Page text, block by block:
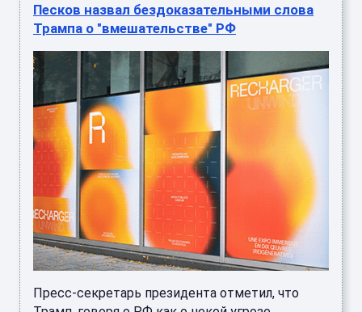
Песков назвал бездоказательными слова
Трампа о "вмешательстве" РФ
Пресс-секретарь президента отметил, что